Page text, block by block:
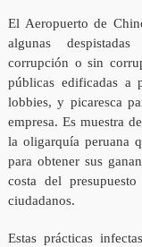
El Aeropuerto de
algunas
corrupción o sin
públicas edificadas a
lobbies, y picaresca
empresa. Es muestra
la oligarquía peruana
para obtener sus
costa del
ciudadanos.
Estas prácticas